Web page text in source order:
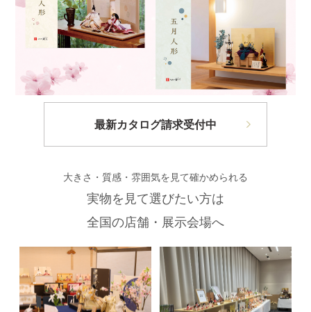
最新カタログ請求受付中
大きさ・質感・雰囲気を見て確かめられる
実物を見て選びたい方は
全国の店舗・展示会場へ